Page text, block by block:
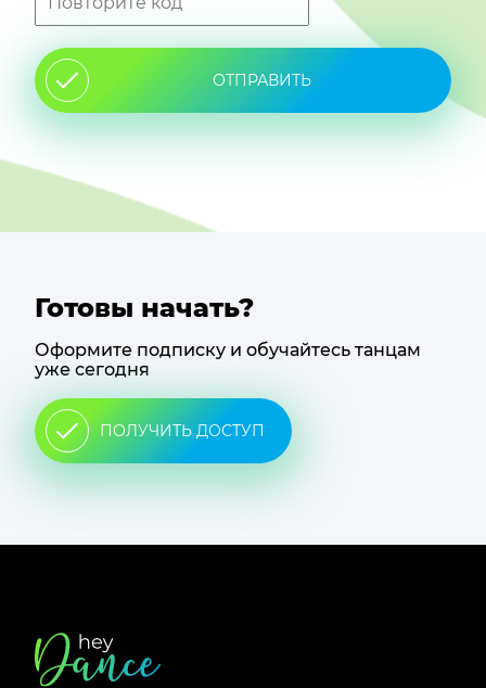
ОТПРАВИТЬ
Готовы начать?
Оформите подписку и обучайтесь танцам
уже сегодня
ПОЛУЧИТЬ ДОСТУП
Футер